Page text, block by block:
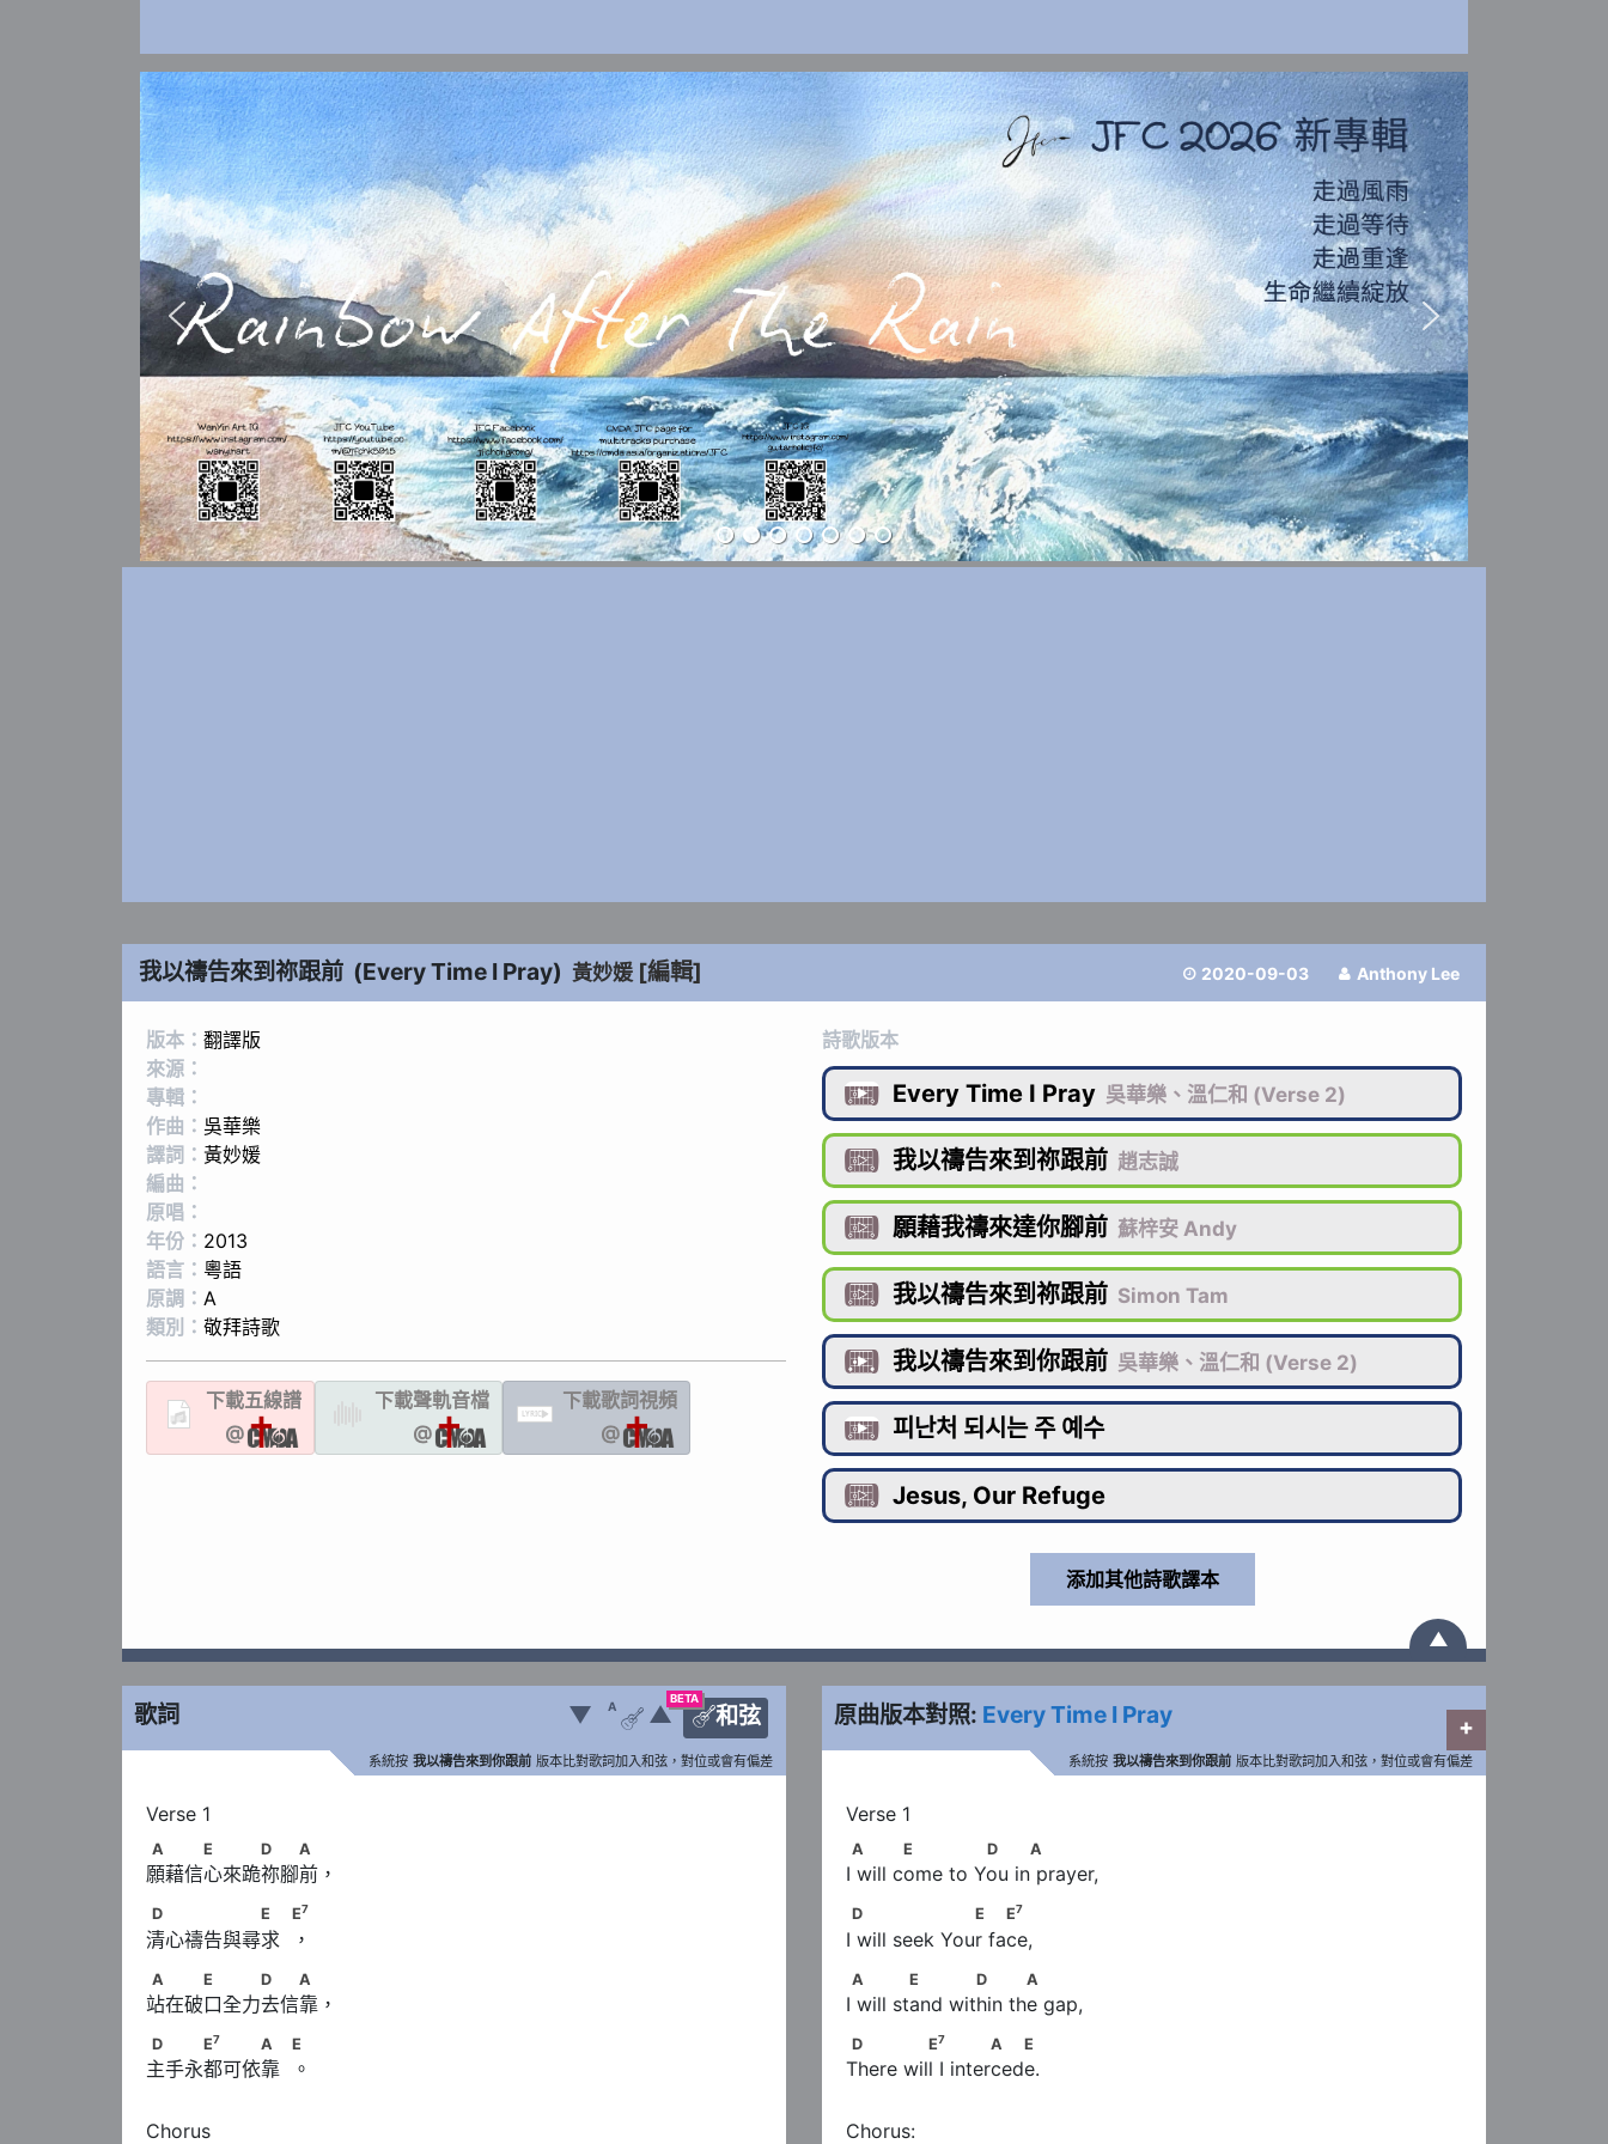
我以禱告來到祢跟前 (Every Time I Pray) 黃妙媛 [編輯]  2020-09-03  Anthony Lee
版本： 翻譯版
來源：
專輯：
作曲： 吳華樂
譯詞： 黃妙媛
編曲：
原唱：
年份： 2013
語言： 粵語
原調： A
類別： 敬拜詩歌
下載五線譜
@
下載聲軌音檔
@
LYRIC
下載歌詞視頻
@
詩歌版本
 Every Time I Pray 吳華樂、溫仁和 (Verse 2)
 我以禱告來到祢跟前 趙志誠
 願藉我禱來達你腳前 蘇梓安 Andy
 我以禱告來到祢跟前 Simon Tam
 我以禱告來到你跟前 吳華樂、溫仁和 (Verse 2)
 피난처 되시는 주 예수
 Jesus, Our Refuge
▲
歌詞
BETA
和弦
▼ A
 ▲ 原曲版本對照: Every Time I Pray +
系統按 我以禱告來到你跟前 版本比對歌詞加入和弦，對位或會有偏差 系統按 我以禱告來到你跟前 版本比對歌詞加入和弦，對位或會有偏差
A　　　E　　　D　　A
A E D A
願藉信心來跪祢腳前，
D　　　　　　E　            E
D E E7
清心禱告與尋求  ，
A　　　E　　　D　　A
A E D A
站在破口全力去信靠，
D　　　E
A　            E
D E7 A E
主手永都可依靠  。
A             E             D          A
A E D A
I will come to You in prayer,
D                    E         E
D E E7
I will seek Your face,
A              E            D           A
A E D A
I will stand within the gap,
D              E
A   E
D E7 A E
There will I intercede.